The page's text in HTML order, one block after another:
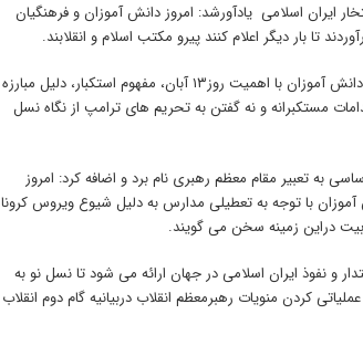
الله ۱۳ آبان در تاریخ پر افتخار ایران اسلامی یادآورشد: امروز دانش آموزان و فرهنگیان
تا بار دیگر اعلام کنند پیرو مکتب اسلام و انقلابند.
وی هدف از نواخته شدن این زنگ در مدارس را آشنایی دانش آموزان با اهمیت روز۱۳ آبان، مفهوم استکبار، دلیل مبارزه
مستکبرانه و نه گفتن به تحریم های ترامپ از نگاه نسل
به تعبیر مقام معظم رهبری نام برد و اضافه کرد: امروز
با توجه به تعطیلی مدارس به دلیل شیوع ویروس کرونا
دراین زمینه سخن می گویند.
و نفوذ ایران اسلامی در جهان ارائه می شود تا نسل نو به
کردن منویات رهبرمعظم انقلاب دربیانیه گام دوم انقلاب